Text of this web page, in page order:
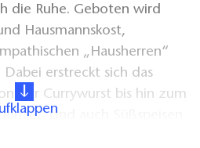
die Ruhe. Geboten wird
Hausmannskost,
„Hausherren“
erstreckt sich das
der Currywurst bis hin zum
Und auch Süßspeisen